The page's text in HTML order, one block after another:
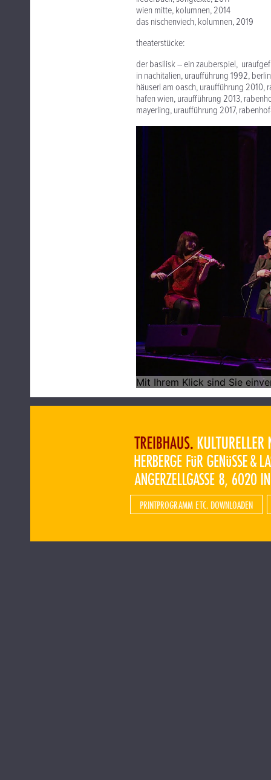
wien mitte, kolumnen, 2014
das nischenviech, kolumnen, 2019
theaterstücke:
der basilisk – ein zauberspiel,
in nachitalien, uraufführung 1992,
häuserl am oasch, uraufführung 2010,
hafen wien, uraufführung 2013,
mayerling, uraufführung 2017,
PRINTPROGRAMM ETC. DOWNLOADEN